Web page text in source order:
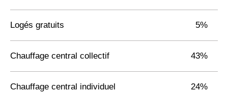
Logés gratuits 5%
Chauffage central collectif 43%
Chauffage central individuel 24%